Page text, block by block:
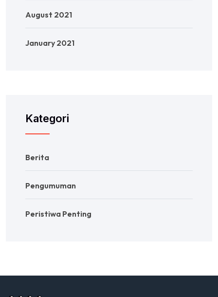
August 2021
January 2021
Kategori
Berita
Pengumuman
Peristiwa Penting